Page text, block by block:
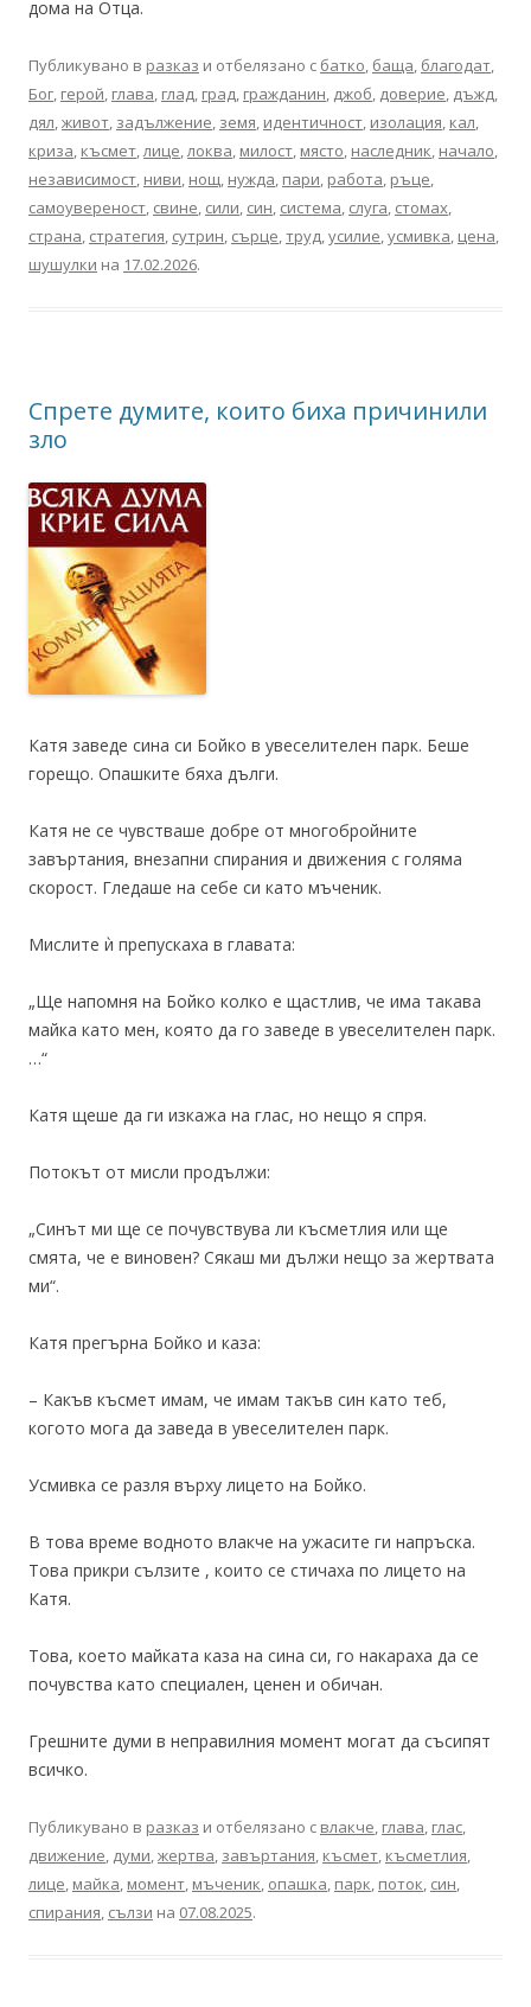
дома на Отца.
Публикувано в разказ и отбелязано с батко, баща, благодат,
Бог, герой, глава, глад, град, гражданин, джоб, доверие, дъжд,
дял,живот, задължение, земя, идентичност, изолация, кал,
криза, късмет,лице,локва, милост, място, наследник, начало,
независимост, ниви, нощ, нужда, пари, работа, ръце,
самоувереност, свине, сили, син, система, слуга, стомах,
страна, стратегия, сутрин, сърце,труд,усилие,усмивка, цена,
шушулки на 17.02.2026.
Спрете думите, които биха причинили
зло
Катя заведе сина си Бойко в увеселителен парк. Беше
горещо. Опашките бяха дълги.
Катя не се чувстваше добре от многобройните
завъртания, внезапни спирания и движения с голяма
скорост. Гледаше на себе си като мъченик.
Мислите ѝ препускаха в главата:
„Ще напомня на Бойко колко е щастлив, че има такава
майка като мен, която да го заведе в увеселителен парк.
…“
Катя щеше да ги изкажа на глас, но нещо я спря.
Потокът от мисли продължи:
„Синът ми ще се почувствува ли късметлия или ще
смята, че е виновен? Сякаш ми дължи нещо за жертвата
ми“.
Катя прегърна Бойко и каза:
– Какъв късмет имам, че имам такъв син като теб,
когото мога да заведа в увеселителен парк.
Усмивка се разля върху лицето на Бойко.
В това време водното влакче на ужасите ги напръска.
Това прикри сълзите , които се стичаха по лицето на
Катя.
Това, което майката каза на сина си, го накараха да се
почувства като специален, ценен и обичан.
Грешните думи в неправилния момент могат да съсипят
всичко.
Публикувано в разказ и отбелязано с влакче, глава, глас,
движение, думи,жертва, завъртания, късмет, късметлия,
лице, майка, момент, мъченик, опашка, парк, поток, син,
спирания, сълзи на 07.08.2025.